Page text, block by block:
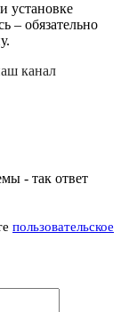
установке
– обязательно
канал
- так ответ
пользовательское